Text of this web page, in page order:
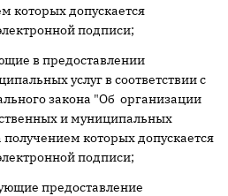
которых допускается
подписи;
в предоставлении
услуг в соответствии с
закона "Об организации
и муниципальных
которых допускается
подписи;
предоставление